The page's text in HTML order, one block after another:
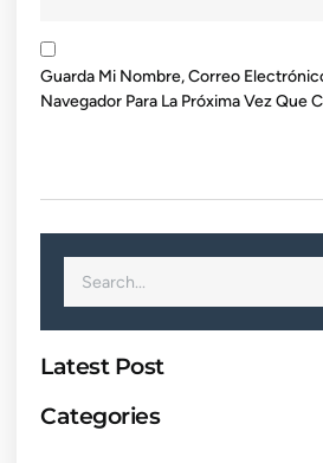
Guarda Mi Nombre, Correo
Navegador Para La Próxima Vez Que
Latest Post
Categories